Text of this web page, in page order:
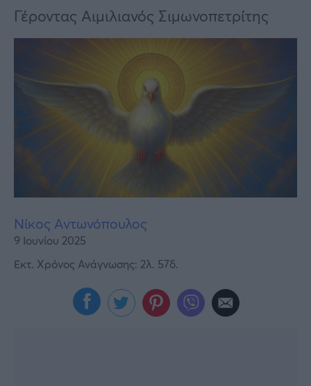
ΕΣΠΑ
Lifestyle
Υγεία
Γέροντας Αιμιλιανός Σιμωνοπετρίτης
Νίκος Αντωνόπουλος
9 Ιουνίου 2025
Εκτ. Χρόνος Ανάγνωσης: 2λ. 57δ.